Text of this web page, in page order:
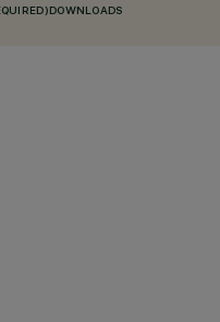
DOWNLOADS